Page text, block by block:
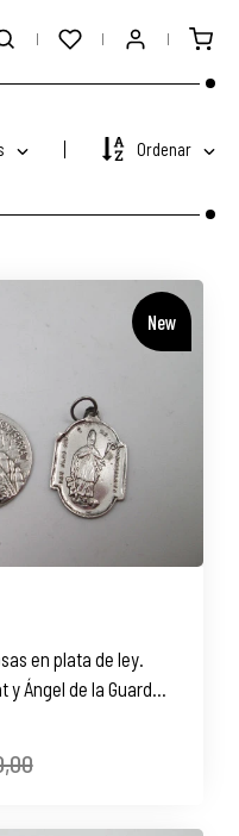
Ordenar
New
en plata de ley.
Ángel de la Guarda.